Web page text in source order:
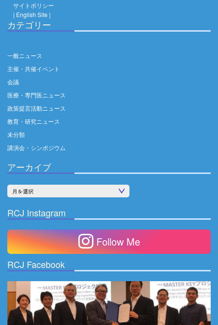
サイトポリシー
| English Site |
カテゴリー
一般ニュース
主催・共催イベント
会議
医療・専門医ニュース
政策提言活動ニュース
教育・研究ニュース
未分類
講演会・シンポジウム
アーカイブ
カ
イ
ブ
RCJ Instagram
Follow Me
RCJ Facebook